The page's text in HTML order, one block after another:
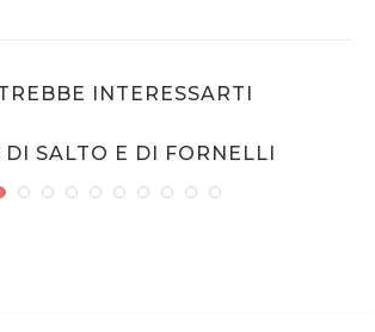
INTERESSARTI
DI SALTO E DI FORNELLI